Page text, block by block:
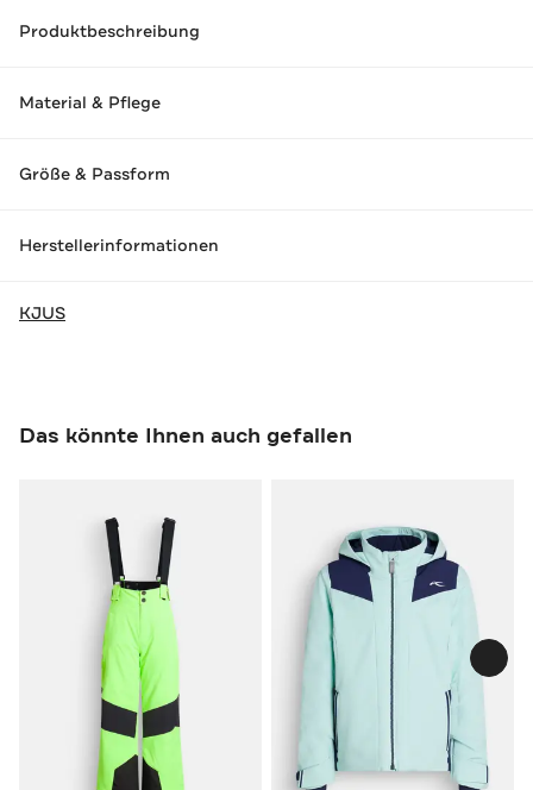
Produktbeschreibung
Material & Pflege
Größe & Passform
Herstellerinformationen
KJUS
Das könnte Ihnen auch gefallen